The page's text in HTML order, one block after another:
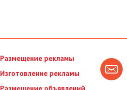
Размещение рекламы
Изготовление рекламы